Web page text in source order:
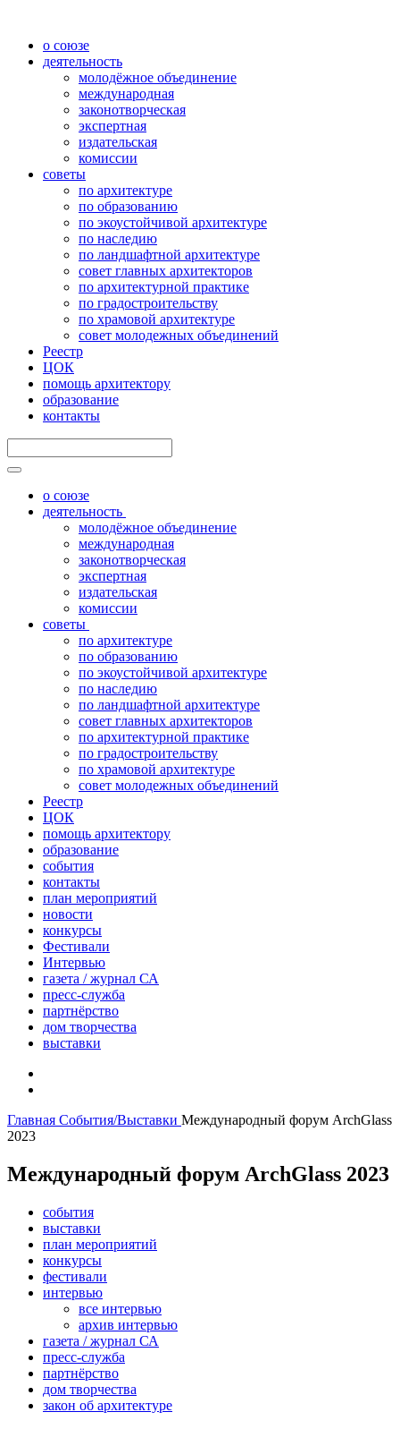
о союзе
деятельность
молодёжное объединение
международная
законотворческая
экспертная
издательская
комиссии
советы
по архитектуре
по образованию
по экоустойчивой архитектуре
по наследию
по ландшафтной архитектуре
совет главных архитекторов
по архитектурной практике
по градостроительству
по храмовой архитектуре
совет молодежных объединений
Реестр
ЦОК
помощь архитектору
образование
контакты
о союзе
деятельность
молодёжное объединение
международная
законотворческая
экспертная
издательская
комиссии
советы
по архитектуре
по образованию
по экоустойчивой архитектуре
по наследию
по ландшафтной архитектуре
совет главных архитекторов
по архитектурной практике
по градостроительству
по храмовой архитектуре
совет молодежных объединений
Реестр
ЦОК
помощь архитектору
образование
события
контакты
план мероприятий
новости
конкурсы
Фестивали
Интервью
газета / журнал СА
пресс-служба
партнёрство
дом творчества
выставки
Главная События/Выставки Международный форум ArchGlass
2023
Международный форум ArchGlass 2023
события
выставки
план мероприятий
конкурсы
фестивали
интервью
все интервью
архив интервью
газета / журнал СА
пресс-служба
партнёрство
дом творчества
закон об архитектуре